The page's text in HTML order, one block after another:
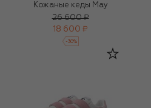
Кожаные кеды May
26 600 ₽
18 600 ₽
-30%